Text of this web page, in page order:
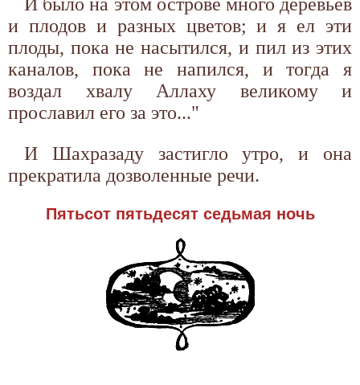
и плодов и разных цветов; и я ел эти
плоды, пока не насытился, и пил из этих
каналов, пока не напился, и тогда я
воздал хвалу Аллаху великому и
прославил его за это..."
И Шахразаду застигло утро, и она
прекратила дозволенные речи.
Пятьсот пятьдесят седьмая ночь